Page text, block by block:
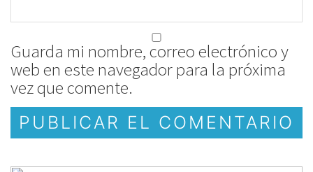
Guarda mi nombre, correo electrónico y
web en este navegador para la próxima
vez que comente.